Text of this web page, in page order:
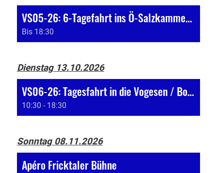
VS05-26: 6-Tagefahrt ins Ö-Salzkammergut
Bis 18:30
Dienstag 13.10.2026
VS06-26: Tagesfahrt in die Vogesen / Boenlesgrab (Rehrücken)
10:30 - 18:30
Sonntag 08.11.2026
Apéro Fricktaler Bühne